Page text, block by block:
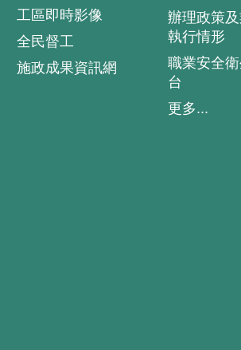
工區即時影像
全民督工
施政成果資訊網
辦理政策
執行情形
職業安全
台
更多...